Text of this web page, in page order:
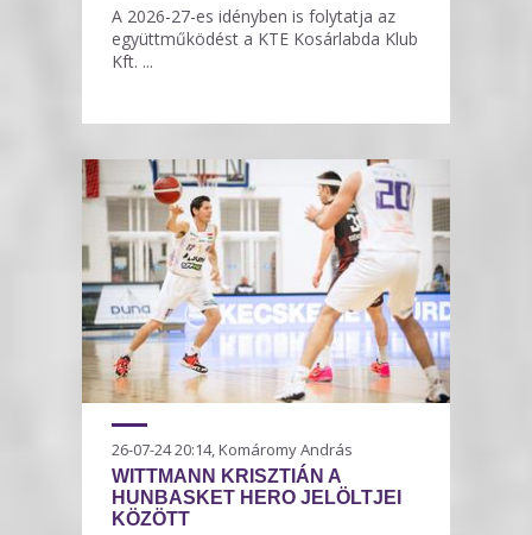
A 2026-27-es idényben is folytatja az
együttműködést a KTE Kosárlabda Klub
Kft. ...
26-07-24 20:14, Komáromy András
WITTMANN KRISZTIÁN A
HUNBASKET HERO JELÖLTJEI
KÖZÖTT